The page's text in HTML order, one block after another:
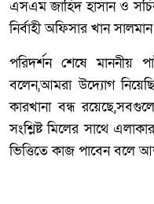
এসএম জাহিদ হাসান ও
নির্বাহী অফিসার খান
পরিদর্শন শেষে মাননীয়
বলেন,আমরা উদ্যোগ
কারখানা বন্ধ
সংশ্লিষ্ট মিলের সাথে
ভিত্তিতে কাজ পাবেন বলে